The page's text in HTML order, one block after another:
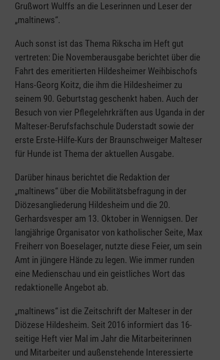
Grußwort Wulffs an die Leserinnen und Leser der
„maltinews“.
Auch sonst ist das Thema Rikscha im Heft gut
vertreten: Die Novemberausgabe berichtet über die
Fahrt des emeritierten Hildesheimer Weihbischofs
Hans-Georg Koitz, die ihm die Hildesheimer zu
seinem 90. Geburtstag geschenkt haben. Auch der
Besuch von vier Pflegelehrkräften aus Uganda in der
Malteser-Berufsfachschule Duderstadt sowie der
erste Erste-Hilfe-Kurs der Braunschweiger Malteser
für Hunde ist Thema der aktuellen Ausgabe.
Darüber hinaus berichtet die Redaktion der
„maltinews“ über die Mobilitätsbefragung in der
Diözesangliederung Hildesheim und die 20.
Gerhardsvesper am 13. Oktober in Wennigsen. Der
langjährige Organisator von katholischer Seite, Max
Freiherr von Boeselager, nutzte diese Feier, um sein
Amt in jüngere Hände zu legen. Wie immer runden
eine Medienschau und ein geistliches Wort das
redaktionelle Angebot ab.
„maltinews“ ist die Zeitschrift der Malteser in der
Diözese Hildesheim. Seit 2016 informiert das 16-
seitige Heft vier Mal im Jahr die Mitarbeiterinnen
und Mitarbeiter und außenstehende Interessierte